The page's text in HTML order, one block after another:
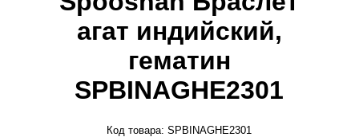
агат индийский,
гематин
SPBINAGHE2301
Код товара: SPBINAGHE2301